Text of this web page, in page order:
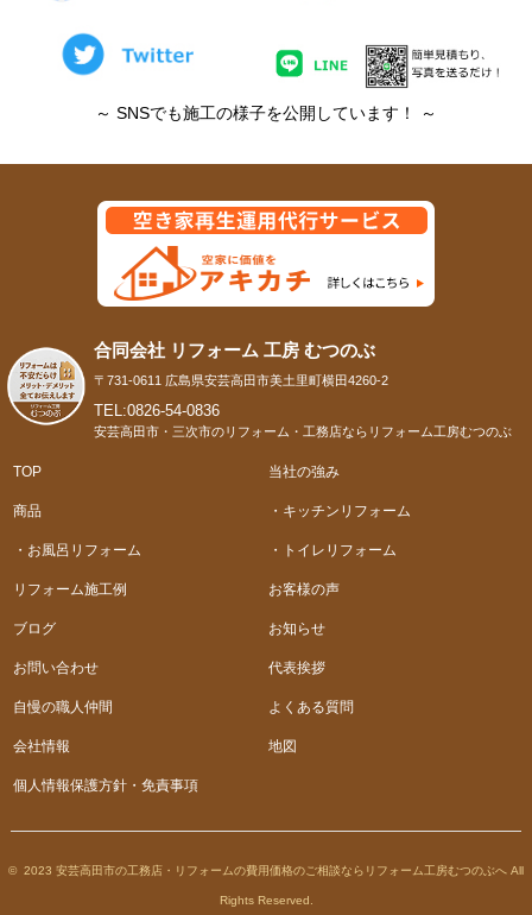
～ SNSでも施工の様子を公開しています！ ～
合同会社 リフォーム 工房 むつのぶ
〒731-0611 広島県安芸高田市美土里町横田4260-2
TEL:0826-54-0836
安芸高田市・三次市のリフォーム・工務店ならリフォーム工房むつのぶ
TOP 当社の強み
商品 ・キッチンリフォーム
・お風呂リフォーム ・トイレリフォーム
リフォーム施工例 お客様の声
ブログ お知らせ
お問い合わせ 代表挨拶
自慢の職人仲間 よくある質問
会社情報 地図
個人情報保護方針・免責事項
© 2023 安芸高田市の工務店・リフォームの費用価格のご相談ならリフォーム工房むつのぶへ All
Rights Reserved.